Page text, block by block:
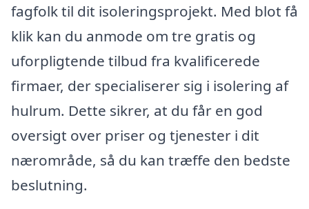
fagfolk til dit isoleringsprojekt. Med blot få
klik kan du anmode om tre gratis og
uforpligtende tilbud fra kvalificerede
firmaer, der specialiserer sig i isolering af
hulrum. Dette sikrer, at du får en god
oversigt over priser og tjenester i dit
nærområde, så du kan træffe den bedste
beslutning.